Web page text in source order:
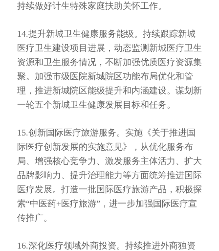
持续做好计生特殊家庭扶助关怀工作。
14.提升新城卫生健康服务能级。持续跟踪新城
医疗卫生建设项目进展，动态监测新城医疗卫生
资源和卫生服务情况，不断加强优质医疗资源集
聚。加强市级医院新城院区功能布局优化和管
理，推进新城院区能级提升和内涵建设。谋划新
一轮五个新城卫生健康发展目标和任务。
15.创新国际医疗旅游服务。实施《关于推进国
际医疗创新发展的实施意见》，从优化服务布
局、增强核心竞争力、激发服务主体活力、扩大
品牌影响力、提升治理能力等方面统筹推进国际
医疗发展。打造一批国际医疗旅游产品，积极探
索“中医药+医疗旅游”，进一步加强国际医疗宣
传推广。
16.深化医疗领域外商投资。持续推进外商独资